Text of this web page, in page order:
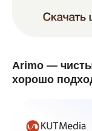
Arimo —
хорошо